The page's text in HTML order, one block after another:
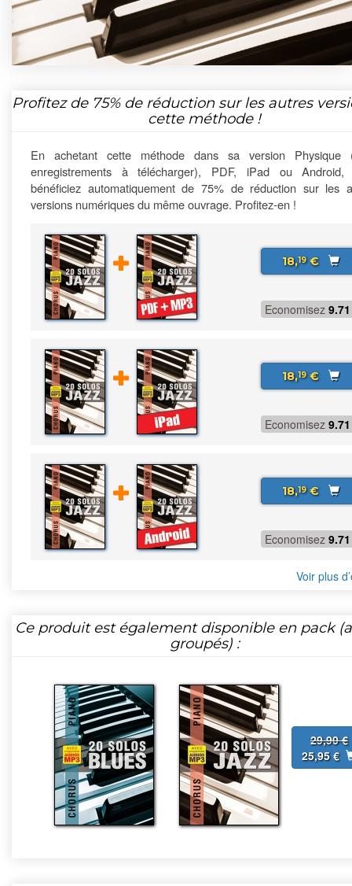
Profitez de 75%de réduction sur les autres
cette méthode !
En achetant cette méthode dans sa version Physique
enregistrements à télécharger), PDF, iPad ou Android,
bénéficiez automatiquement de 75% de réduction sur les
versions numériques du même ouvrage. Profitez-en !
18,19€
Economisez 9.71
18,19€
Economisez 9.71
18,19€
Economisez 9.71
Voir plus
Ce produit est également disponible en pack
groupés) :
29,90 €
25,95 €